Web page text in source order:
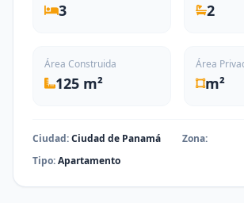
3 2
Área Construida
125 m²
Área
m²
Ciudad:Ciudad de Panamá
Zona:
Tipo:Apartamento